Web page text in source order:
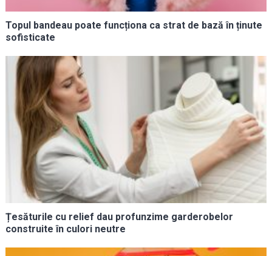
Topul bandeau poate funcționa ca strat de bază în ținute
sofisticate
Țesăturile cu relief dau profunzime garderobelor
construite în culori neutre